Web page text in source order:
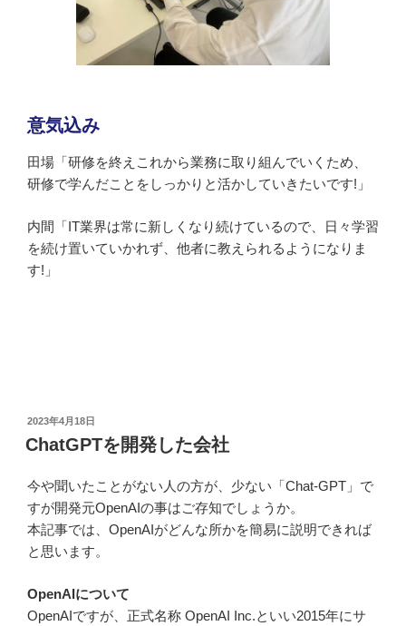
意気込み
田場「研修を終えこれから業務に取り組んでいくため、
研修で学んだことをしっかりと活かしていきたいです!」
内間「IT業界は常に新しくなり続けているので、日々学習
を続け置いていかれず、他者に教えられるようになりま
す!」
投
稿
日:
2023年4月18日
ChatGPTを開発した会社
今や聞いたことがない人の方が、少ない「Chat-GPT」で
すが開発元OpenAIの事はご存知でしょうか。
本記事では、OpenAIがどんな所かを簡易に説明できれば
と思います。
OpenAIについて
OpenAIですが、正式名称 OpenAI Inc.といい2015年にサ